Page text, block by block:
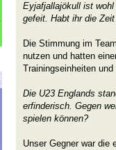
Eyjafjallajökull ist
gefeit. Habt ihr die
Die Stimmung im
nutzen und hatten
Trainingseinheiten
Die U23 Englands
erfinderisch. Gegen
spielen können?
Unser Gegner war die